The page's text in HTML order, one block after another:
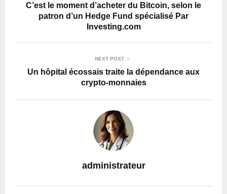
C’est le moment d’acheter du Bitcoin, selon le
patron d’un Hedge Fund spécialisé Par
Investing.com
NEXT POST
Un hôpital écossais traite la dépendance aux
crypto-monnaies
administrateur